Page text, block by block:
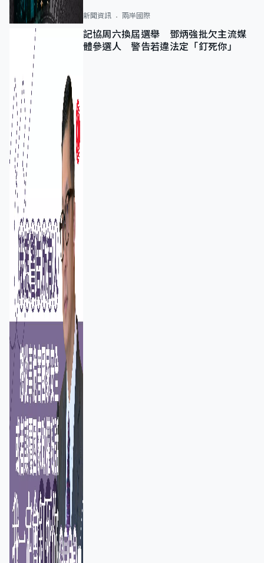
新聞資訊 兩岸國際
記協周六換屆選舉 鄧炳強批欠主流媒
體參選人 警告若違法定「釘死你」